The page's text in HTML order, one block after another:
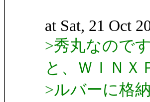
at Sat, 21 Oct
>秀丸なので
と、ＷＩＮＸ
>ルバーに格